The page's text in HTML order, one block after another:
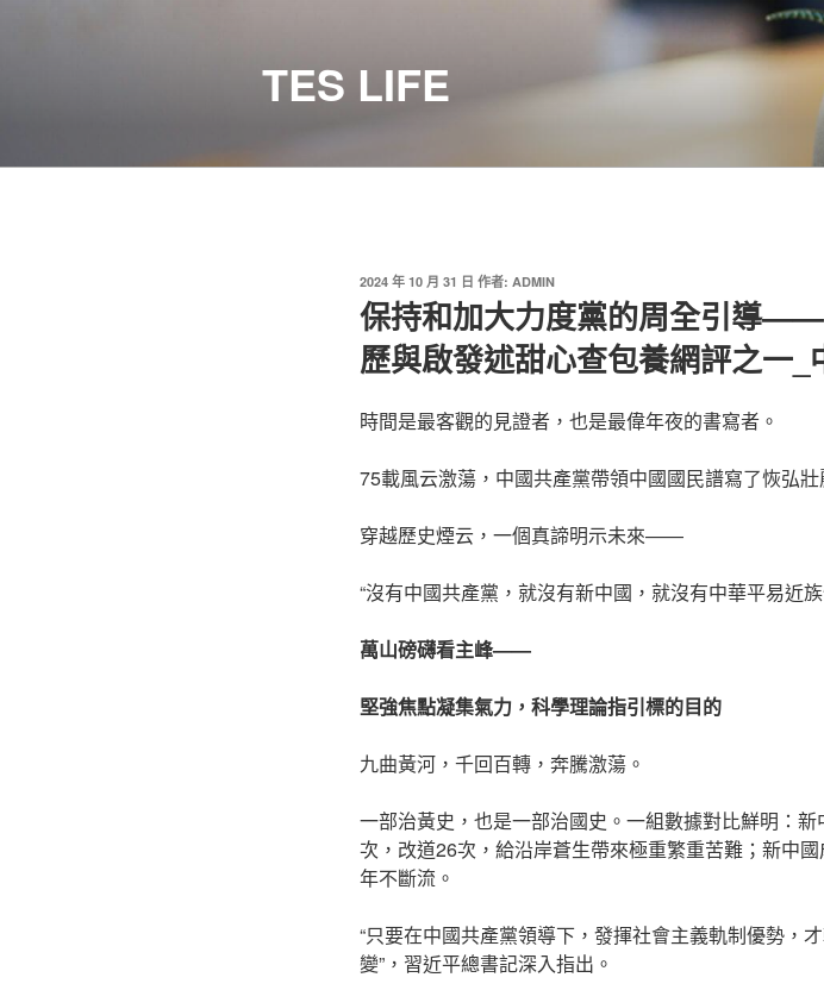
TES LIFE
發
佈
於
2024 年 10 月 31 日 作者: ADMIN
保持和加大力度黨的周全引導
歷與啟發述甜心查包養網評之一_
時間是最客觀的見證者，也是最偉年夜的書寫者。
75載風云激蕩，中國共產黨帶領中國國民譜寫了恢弘
穿越歷史煙云，一個真諦明示未來——
“沒有中國共產黨，就沒有新中國，就沒有中華平易近
萬山磅礴看主峰——
堅強焦點凝集氣力，科學理論指引標的目的
九曲黃河，千回百轉，奔騰激蕩。
一部治黃史，也是一部治國史。一組數據對比鮮明：
次，改道26次，給沿岸蒼生帶來極重繁重苦難；新中
年不斷流。
“只要在中國共產黨領導下，發揮社會主義軌制優勢，
變”，習近平總書記深入指出。